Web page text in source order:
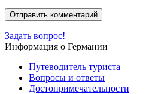
Задать вопрос!
Информация о Германии
Путеводитель туриста
Вопросы и ответы
Достопримечательности